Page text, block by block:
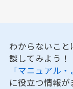
わからないこと
談してみよう！
「マニュアル
に役立つ情報が